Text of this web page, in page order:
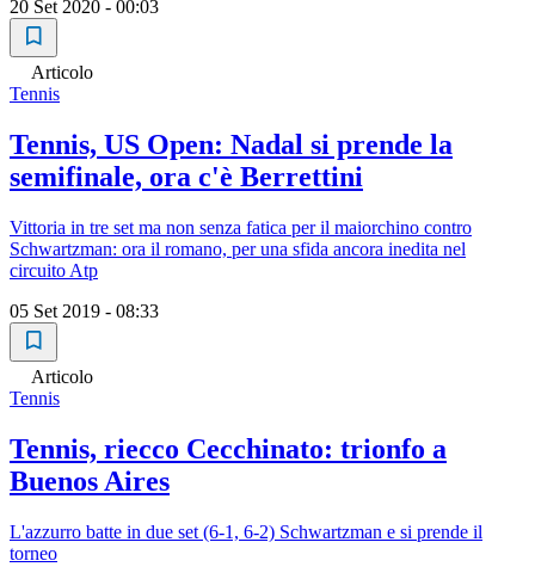
20 Set 2020 - 00:03
Articolo
Tennis
Tennis, US Open: Nadal si prende la
semifinale, ora c'è Berrettini
Vittoria in tre set ma non senza fatica per il maiorchino contro
Schwartzman: ora il romano, per una sfida ancora inedita nel
circuito Atp
05 Set 2019 - 08:33
Articolo
Tennis
Tennis, riecco Cecchinato: trionfo a
Buenos Aires
L'azzurro batte in due set (6-1, 6-2) Schwartzman e si prende il
torneo